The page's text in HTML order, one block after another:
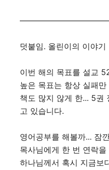
덧붙임. 올린이의 이야
이번 해의 목표를 설교
높은 목표는 항상 실패만
책도 많지 않게 한... 5권
고 있습니다.
영어공부를 해볼까... 잠
목사님에게 한 번 연락
하나님께서 혹시 지금보